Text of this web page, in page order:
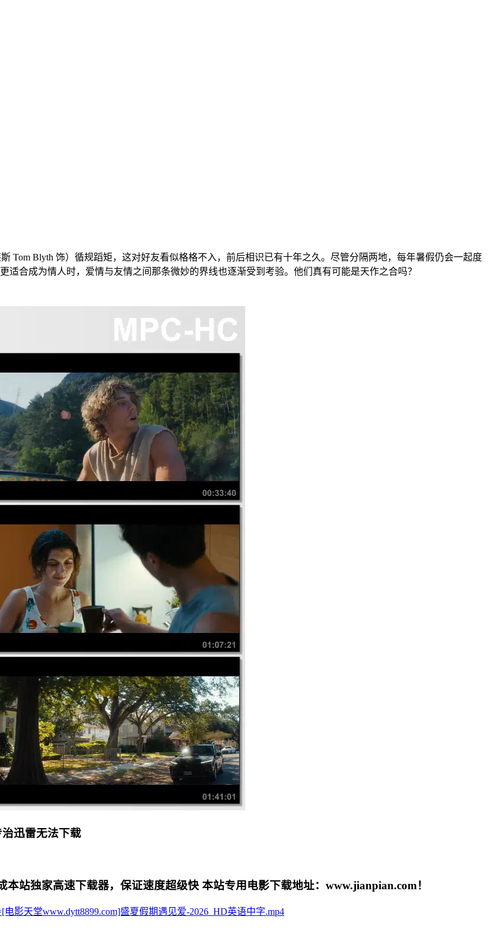
Blyth 饰）循规蹈矩，这对好友看似格格不入，前后相识已有十年之久。尽管分隔两地，每年暑假仍会一起度
合成为情人时，爱情与友情之间那条微妙的界线也逐渐受到考验。他们真有可能是天作之合吗？
迅雷无法下载
站独家高速下载器，保证速度超级快 本站专用电影下载地址：www.jianpian.com！
电影天堂www.dytt8899.com]盛夏假期遇见爱-2026_HD英语中字.mp4